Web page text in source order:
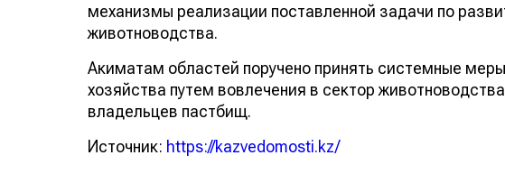
с представителями аграрного бизнеса детально и
механизмы реализации поставленной задачи по
Акиматам областей поручено принять системные
хозяйства путем вовлечения в сектор